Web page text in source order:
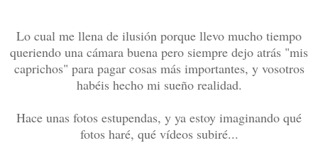
Lo cual me llena de ilusión porque llevo mucho tiempo
queriendo una cámara buena pero siempre dejo atrás "mis
caprichos" para pagar cosas más importantes, y vosotros
habéis hecho mi sueño realidad.
Hace unas fotos estupendas, y ya estoy imaginando qué
fotos haré, qué vídeos subiré...